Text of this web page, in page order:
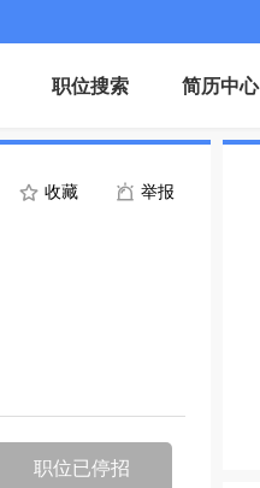
职位搜索 简历中心
收藏 举报
职位已停招